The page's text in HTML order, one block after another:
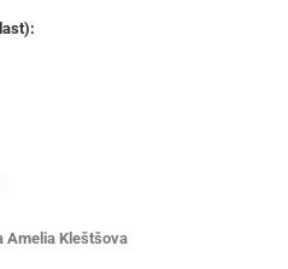
Amelia Kleštšova